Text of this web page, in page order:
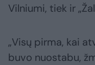
Vilniumi, tiek ir
„Visų pirma, kai
buvo nuostabu,